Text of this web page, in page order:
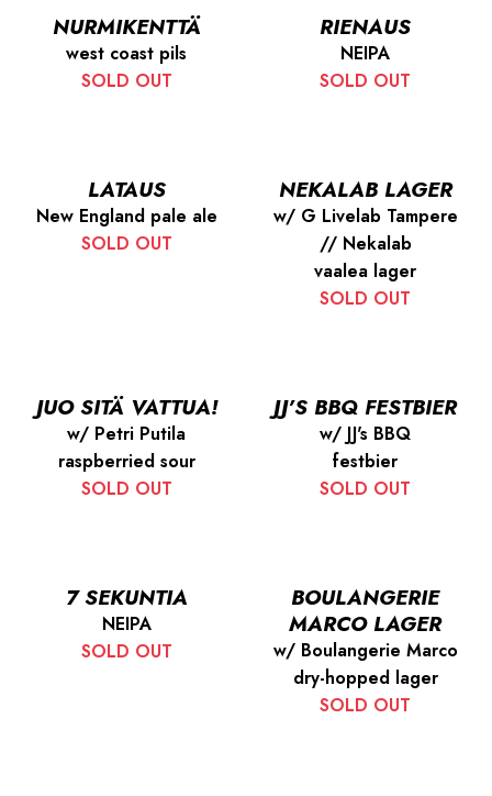
NURMIKENTTÄ
west coast pils
SOLD OUT
RIENAUS
NEIPA
SOLD OUT
LATAUS
New England pale ale
SOLD OUT
NEKALAB LAGER
w/ G Livelab Tampere
// Nekalab
vaalea lager
SOLD OUT
JUO SITÄ VATTUA!
w/ Petri Putila
raspberried sour
SOLD OUT
JJ’S BBQ FESTBIER
w/ JJ's BBQ
festbier
SOLD OUT
7 SEKUNTIA
NEIPA
SOLD OUT
BOULANGERIE
MARCO LAGER
w/ Boulangerie Marco
dry-hopped lager
SOLD OUT